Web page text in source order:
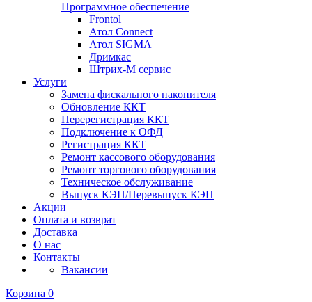
Программное обеспечение
Frontol
Атол Connect
Атол SIGMA
Дримкас
Штрих-М сервис
Услуги
Замена фискального накопителя
Обновление ККТ
Перерегистрация ККТ
Подключение к ОФД
Регистрация ККТ
Ремонт кассового оборудования
Ремонт торгового оборудования
Техническое обслуживание
Выпуск КЭП/Перевыпуск КЭП
Акции
Оплата и возврат
Доставка
О нас
Контакты
Вакансии
Корзина 0